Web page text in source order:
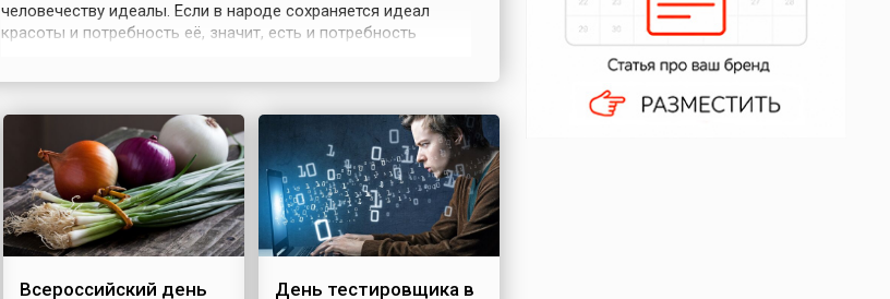
человечеству идеалы. Если в народе сохраняется идеал
красоты и потребность её, значит, есть и потребность
инициативу создания Междунаро...
Всероссийский день
День тестировщика в